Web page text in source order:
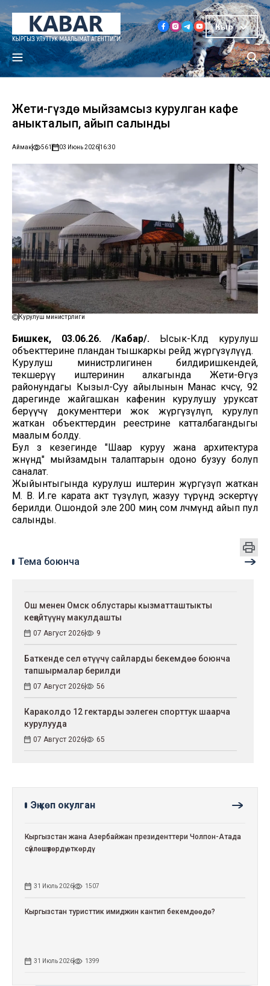
Кыр
Жети-Өгүздө мыйзамсыз курулган кафе
аныкталып, айып салынды
Аймак 561 03 Июнь 202616:30
Курулуш министрлиги
Бишкек, 03.06.26. /Кабар/. Ысык-Көлдө курулуш
объекттерине пландан тышкаркы рейд жүргүзүлүүдө.
Курулуш министрлигинен билдиришкендей,
текшерүү иштеринин алкагында Жети-Өгүз
районундагы Кызыл-Суу айылынын Манас көчөсү, 92
дарегинде жайгашкан кафенин курулушу уруксат
берүүчү документтери жок жүргүзүлүп, курулуп
жаткан объекттердин реестрине катталбагандыгы
маалым болду.
Бул өз кезегинде "Шаар куруу жана архитектура
жөнүндө" мыйзамдын талаптарын одоно бузуу болуп
саналат.
Жыйынтыгында курулуш иштерин жүргүзүп жаткан
М. В. И.ге карата акт түзүлүп, жазуу түрүндө эскертүү
берилди. Ошондой эле 200 миң сом өлчөмүндө айып пул
салынды.
Тема боюнча
Ош менен Омск облустары кызматташтыкты
кеңейтүүнү макулдашты
07 Август 2026 9
Баткенде сел өтүүчү сайларды бекемдөө боюнча
тапшырмалар берилди
07 Август 2026 56
Караколдо 12 гектарды ээлеген спорттук шаарча
курулууда
07 Август 2026 65
Эң көп окулган
Кыргызстан жана Азербайжан президенттери Чолпон-Атада
сүйлөшүүлөрдү өткөрдү
31 Июль 2026 1507
Кыргызстан туристтик имиджин кантип бекемдөөдө?
31 Июль 2026 1399